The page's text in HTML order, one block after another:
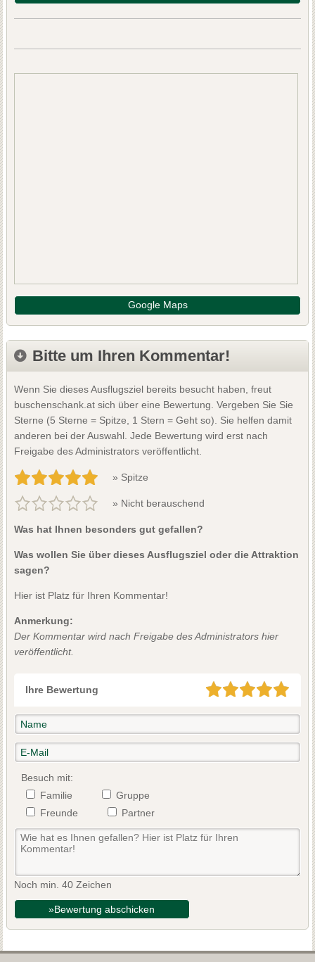
Google Maps
Bitte um Ihren Kommentar!
Wenn Sie dieses Ausflugsziel bereits besucht haben, freut
buschenschank.at sich über eine Bewertung. Vergeben Sie Sie
Sterne (5 Sterne = Spitze, 1 Stern = Geht so). Sie helfen damit
anderen bei der Auswahl. Jede Bewertung wird erst nach
Freigabe des Administrators veröffentlicht.
» Spitze
» Nicht berauschend
Was hat Ihnen besonders gut gefallen?
Was wollen Sie über dieses Ausflugsziel oder die Attraktion
sagen?
Hier ist Platz für Ihren Kommentar!
Anmerkung:
Der Kommentar wird nach Freigabe des Administrators hier
veröffentlicht.
Ihre Bewertung
Besuch mit:
Familie
Gruppe
Freunde
Partner
Noch min. 40 Zeichen
»Bewertung abschicken